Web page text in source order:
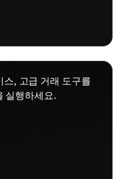
스, 고급 거래 도구를
실행하세요.